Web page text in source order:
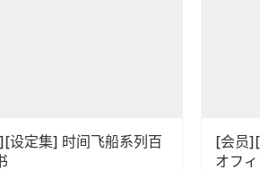
设定集] 时间飞船系列百
[会员
オフ